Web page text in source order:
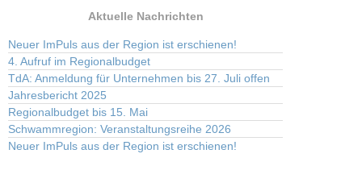
Aktuelle Nachrichten
Neuer ImPuls aus der Region ist erschienen!
4. Aufruf im Regionalbudget
TdA: Anmeldung für Unternehmen bis 27. Juli offen
Jahresbericht 2025
Regionalbudget bis 15. Mai
Schwammregion: Veranstaltungsreihe 2026
Neuer ImPuls aus der Region ist erschienen!